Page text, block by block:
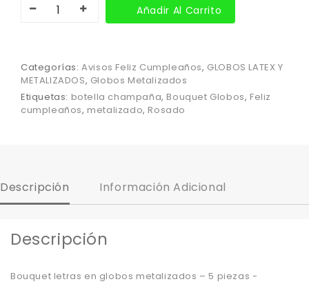
Añadir Al Carrito
Categorías:Avisos Feliz Cumpleaños, GLOBOS LATEX Y
METALIZADOS, Globos Metalizados
Etiquetas: botella champaña, Bouquet Globos, Feliz
cumpleaños, metalizado, Rosado
Descripción Información Adicional
Descripción
Bouquet letras en globos metalizados – 5 piezas -